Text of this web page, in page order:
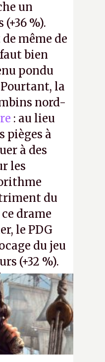
un
%).
même de
bien
pondu
la
nord-
: au lieu
pièges à
à des
les
du
drame
le PDG
du jeu
(+32 %).
ne sont
P.